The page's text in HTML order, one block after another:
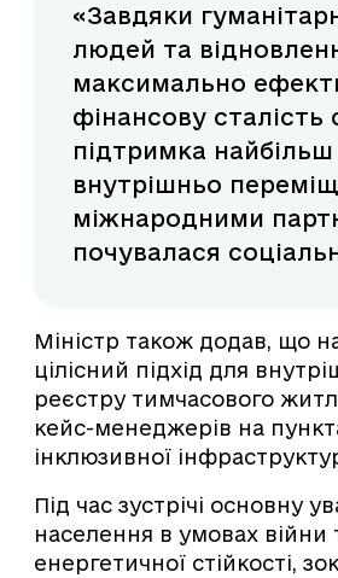
«Завдяки
людей та
максимально
фінансову сталість
підтримка
внутрішньо
міжнародними
почувалася
Міністр також додав, що
цілісний підхід для
реєстру тимчасового
кейс-менеджерів на
інклюзивної
Під час зустрічі основну
населення в умовах
енергетичної стійкості,